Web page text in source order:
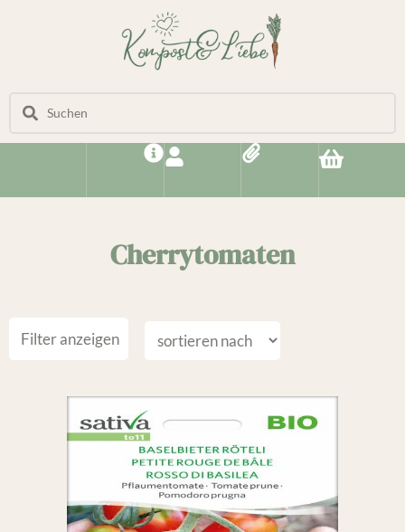
Cherrytomaten
Filter anzeigen